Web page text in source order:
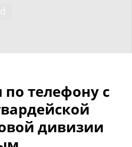
телефону с
дивизии